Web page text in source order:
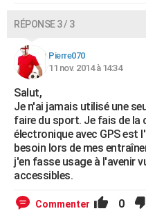
RÉPONSE 3 / 3
Pierre070
11 nov. 2014 à 14:34
Salut,
Je n'ai jamais utilisé une
faire du sport. Je fais de la
électronique avec GPS est
besoin lors de mes
j'en fasse usage à l'avenir
accessibles.
Commenter 0